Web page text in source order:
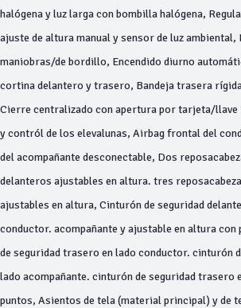
halógena y luz larga con bombilla halógena,
ajuste de altura manual y sensor de luz
maniobras/de bordillo, Encendido diurno
cortina delantero y trasero, Bandeja trasera
Cierre centralizado con apertura por tarjeta/
y contról de los elevalunas, Airbag frontal del
del acompañante desconectable, Dos
delanteros ajustables en altura. tres
ajustables en altura, Cinturón de seguridad
conductor. acompañante y ajustable en altura
de seguridad trasero en lado conductor. cinturón
lado acompañante. cinturón de seguridad trasero
puntos, Asientos de tela (material principal) y de